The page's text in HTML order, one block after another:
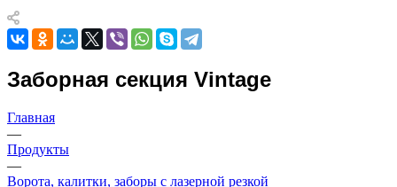
Заборная секция Vintage
Главная
—
Продукты
—
Ворота, калитки, заборы с лазерной резкой